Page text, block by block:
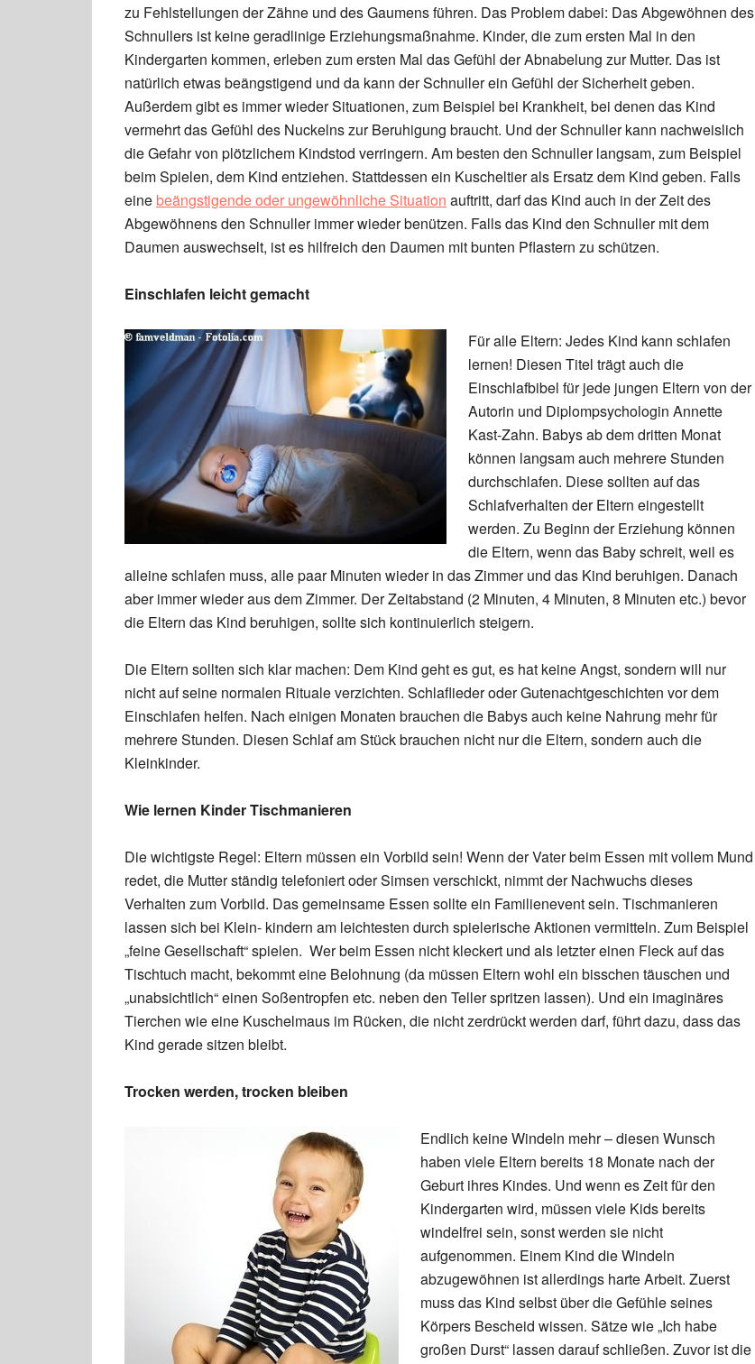
zu Fehlstellungen der Zähne und des Gaumens führen. Das Problem dabei: Das Abgewöhnen des
Schnullers ist keine geradlinige Erziehungsmaßnahme. Kinder, die zum ersten Mal in den
Kindergarten kommen, erleben zum ersten Mal das Gefühl der Abnabelung zur Mutter. Das ist
natürlich etwas beängstigend und da kann der Schnuller ein Gefühl der Sicherheit geben.
Außerdem gibt es immer wieder Situationen, zum Beispiel bei Krankheit, bei denen das Kind
vermehrt das Gefühl des Nuckelns zur Beruhigung braucht. Und der Schnuller kann nachweislich
die Gefahr von plötzlichem Kindstod verringern. Am besten den Schnuller langsam, zum Beispiel
beim Spielen, dem Kind entziehen. Stattdessen ein Kuscheltier als Ersatz dem Kind geben. Falls
eine beängstigende oder ungewöhnliche Situation auftritt, darf das Kind auch in der Zeit des
Abgewöhnens den Schnuller immer wieder benützen. Falls das Kind den Schnuller mit dem
Daumen auswechselt, ist es hilfreich den Daumen mit bunten Pflastern zu schützen.
Einschlafen leicht gemacht
Für alle Eltern: Jedes Kind kann schlafen
lernen! Diesen Titel trägt auch die
Einschlafbibel für jede jungen Eltern von der
Autorin und Diplompsychologin Annette
Kast-Zahn. Babys ab dem dritten Monat
können langsam auch mehrere Stunden
durchschlafen. Diese sollten auf das
Schlafverhalten der Eltern eingestellt
werden. Zu Beginn der Erziehung können
die Eltern, wenn das Baby schreit, weil es
alleine schlafen muss, alle paar Minuten wieder in das Zimmer und das Kind beruhigen. Danach
aber immer wieder aus dem Zimmer. Der Zeitabstand (2 Minuten, 4 Minuten, 8 Minuten etc.) bevor
die Eltern das Kind beruhigen, sollte sich kontinuierlich steigern.
Die Eltern sollten sich klar machen: Dem Kind geht es gut, es hat keine Angst, sondern will nur
nicht auf seine normalen Rituale verzichten. Schlaflieder oder Gutenachtgeschichten vor dem
Einschlafen helfen. Nach einigen Monaten brauchen die Babys auch keine Nahrung mehr für
mehrere Stunden. Diesen Schlaf am Stück brauchen nicht nur die Eltern, sondern auch die
Kleinkinder.
Wie lernen Kinder Tischmanieren
Die wichtigste Regel: Eltern müssen ein Vorbild sein! Wenn der Vater beim Essen mit vollem Mund
redet, die Mutter ständig telefoniert oder Simsen verschickt, nimmt der Nachwuchs dieses
Verhalten zum Vorbild. Das gemeinsame Essen sollte ein Familienevent sein. Tischmanieren
lassen sich bei Klein- kindern am leichtesten durch spielerische Aktionen vermitteln. Zum Beispiel
„feine Gesellschaft“ spielen. Wer beim Essen nicht kleckert und als letzter einen Fleck auf das
Tischtuch macht, bekommt eine Belohnung (da müssen Eltern wohl ein bisschen täuschen und
„unabsichtlich“ einen Soßentropfen etc. neben den Teller spritzen lassen). Und ein imaginäres
Tierchen wie eine Kuschelmaus im Rücken, die nicht zerdrückt werden darf, führt dazu, dass das
Kind gerade sitzen bleibt.
Trocken werden, trocken bleiben
Endlich keine Windeln mehr – diesen Wunsch
haben viele Eltern bereits 18 Monate nach der
Geburt ihres Kindes. Und wenn es Zeit für den
Kindergarten wird, müssen viele Kids bereits
windelfrei sein, sonst werden sie nicht
aufgenommen. Einem Kind die Windeln
abzugewöhnen ist allerdings harte Arbeit. Zuerst
muss das Kind selbst über die Gefühle seines
Körpers Bescheid wissen. Sätze wie „Ich habe
großen Durst“ lassen darauf schließen. Zuvor ist die